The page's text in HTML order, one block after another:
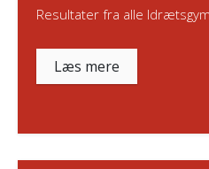
Resultater fra alle
Læs mere